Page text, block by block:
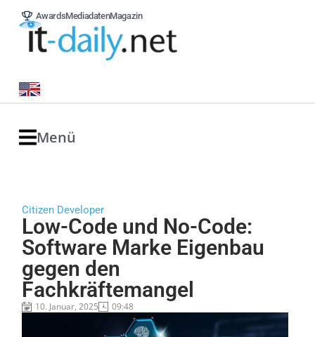
AwardsMediadatenMagazin
Menü
Citizen Developer
Low-Code und No-Code:
Software Marke Eigenbau
gegen den
Fachkräftemangel
10. Januar, 2025 09:48